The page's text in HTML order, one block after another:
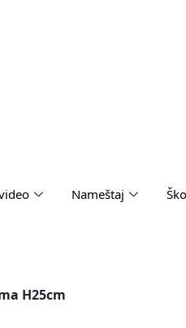
Nameštaj
H25cm